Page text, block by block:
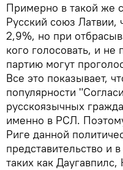
Примерно в такой же
Русский союз Латвии,
2,9%, но при
кого голосовать, и
партию могут
Все это показывает,
популярности
русскоязычных
именно в РСЛ.
Риге данной
представительство и
таких как